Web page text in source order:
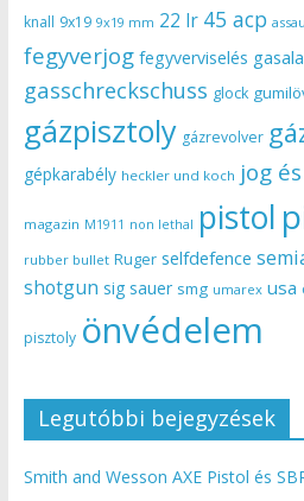
knall 9x19 9x19 mm 22 lr 45 acp
fegyverjog fegyverviselés
gasschreckschuss glock
gázpisztoly gázrevolver
gépkarabély heckler und koch jog
magazin M1911 non lethal pistol
rubber bullet Ruger selfdefence
shotgun sig sauer smg umarex usa
pisztoly önvédelem
Legutóbbi bejegyzések
Smith and Wesson AXE Pistol és